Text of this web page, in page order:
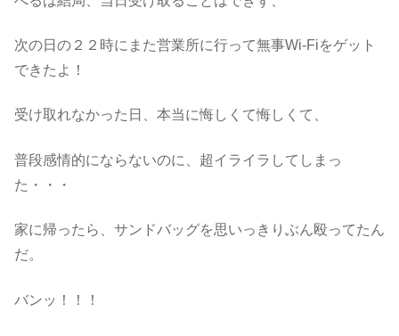
次の日の２２時にまた営業所に行って無事Wi-Fiをゲット
できたよ！
受け取れなかった日、本当に悔しくて悔しくて、
普段感情的にならないのに、超イライラしてしまっ
た・・・
家に帰ったら、サンドバッグを思いっきりぶん殴ってたん
だ。
バンッ！！！